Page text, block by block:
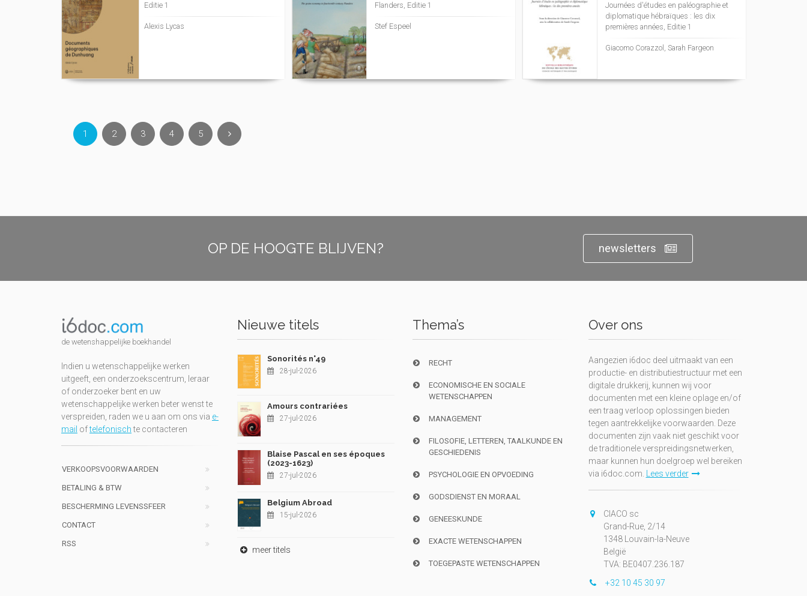
Editie 1
Alexis Lycas
Flanders, Editie 1
Stef Espeel
Journées d'études en paléographie et
diplomatique hébraïques : les dix
premières années, Editie 1
Giacomo Corazzol, Sarah Fargeon
1 2 3 4 5
OP DE HOOGTE BLIJVEN? newsletters
de wetenshappelijke boekhandel
Indien u wetenschappelijke werken
uitgeeft, een onderzoekscentrum, leraar
of onderzoeker bent en uw
wetenschappelijke werken beter wenst te
verspreiden, raden we u aan om ons via e-
mail oftelefonischte contacteren
VERKOOPSVOORWAARDEN
BETALING & BTW
BESCHERMING LEVENSSFEER
CONTACT
RSS
Nieuwe titels
Sonorités n°49
28-jul-2026
Amours contrariées
27-jul-2026
Blaise Pascal en ses époques
(2023-1623)
27-jul-2026
Belgium Abroad
15-jul-2026
meer titels
Thema’s
RECHT
ECONOMISCHE EN SOCIALE
WETENSCHAPPEN
MANAGEMENT
FILOSOFIE, LETTEREN, TAALKUNDE EN
GESCHIEDENIS
PSYCHOLOGIE EN OPVOEDING
GODSDIENST EN MORAAL
GENEESKUNDE
EXACTE WETENSCHAPPEN
TOEGEPASTE WETENSCHAPPEN
Over ons
Aangezien i6doc deel uitmaakt van een
productie- en distributiestructuur met een
digitale drukkerij, kunnen wij voor
documenten met een kleine oplage en/of
een traag verloop oplossingen bieden
tegen aantrekkelijke voorwaarden. Deze
documenten zijn vaak niet geschikt voor
de traditionele verspreidingsnetwerken,
maar kunnen hun doelgroep wel bereiken
via i6doc.com.
Lees verder
CIACO sc
Grand-Rue, 2/14
1348 Louvain-la-Neuve
België
TVA: BE0407.236.187
+32 10 45 30 97